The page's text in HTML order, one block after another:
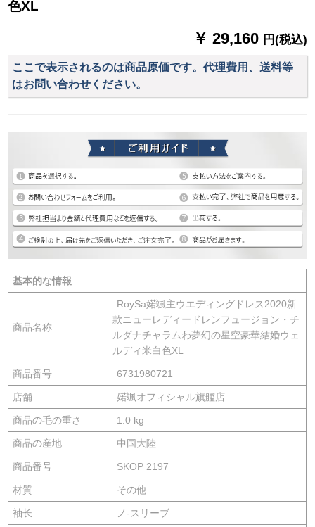
色XL
￥ 29,160 円(税込)
ここで表示されるのは商品原価です。代理費用、送料等
はお問い合わせください。
基本的な情報
商品名称
RoySa婼颯主ウエディングドレス2020新
款ニューレディードレンフュージョン・チ
ルダナチャラムわ夢幻の星空豪華結婚ウェ
ルディ米白色XL
商品番号 6731980721
店舗 婼颯オフィシャル旗艦店
商品の毛の重さ 1.0 kg
商品の産地 中国大陸
商品番号 SKOP 2197
材質 その他
袖长 ノ-スリーブ